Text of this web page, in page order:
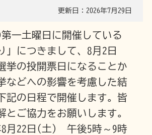
更新日：2026年7月29日
一土曜日に開催している
」につきまして、8月2日
挙の投開票日になることか
などへの影響を考慮した結
記の日程で開催します。皆
とご協力をお願いします。
8月22日(土) 午後5時～9時